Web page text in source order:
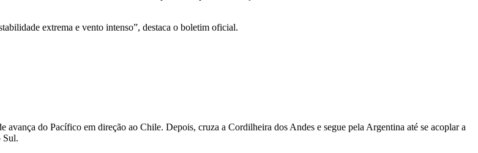
extrema e vento intenso”, destaca o boletim oficial.
avança do Pacífico em direção ao Chile. Depois, cruza a Cordilheira dos Andes e segue pela Argentina até se acoplar a
Sul.